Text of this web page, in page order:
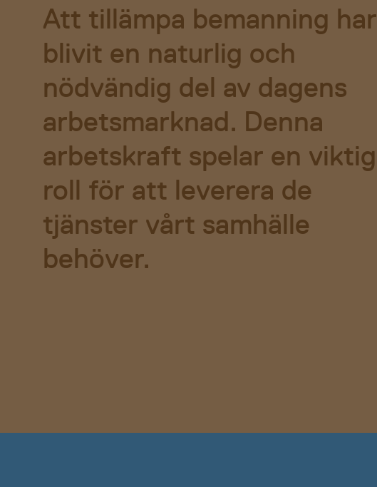
Att tillämpa bemanning har
blivit en naturlig och
nödvändig del av dagens
arbetsmarknad. Denna
arbetskraft spelar en viktig
roll för att leverera de
tjänster vårt samhälle
behöver.